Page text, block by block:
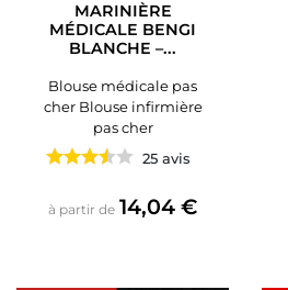
MARINIÈRE
MÉDICALE BENGI
BLANCHE –...
Blouse médicale pas
cher Blouse infirmière
pas cher
25 avis
à partir de Prix
14,04 €